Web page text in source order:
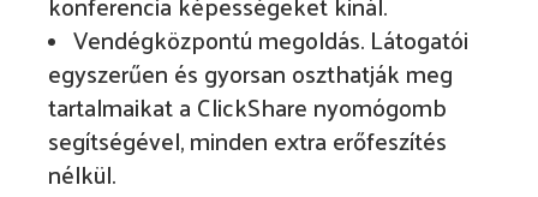
Vendégközpontú megoldás. Látogatói
egyszerűen és gyorsan oszthatják meg
tartalmaikat a ClickShare nyomógomb
segítségével, minden extra erőfeszítés
nélkül.